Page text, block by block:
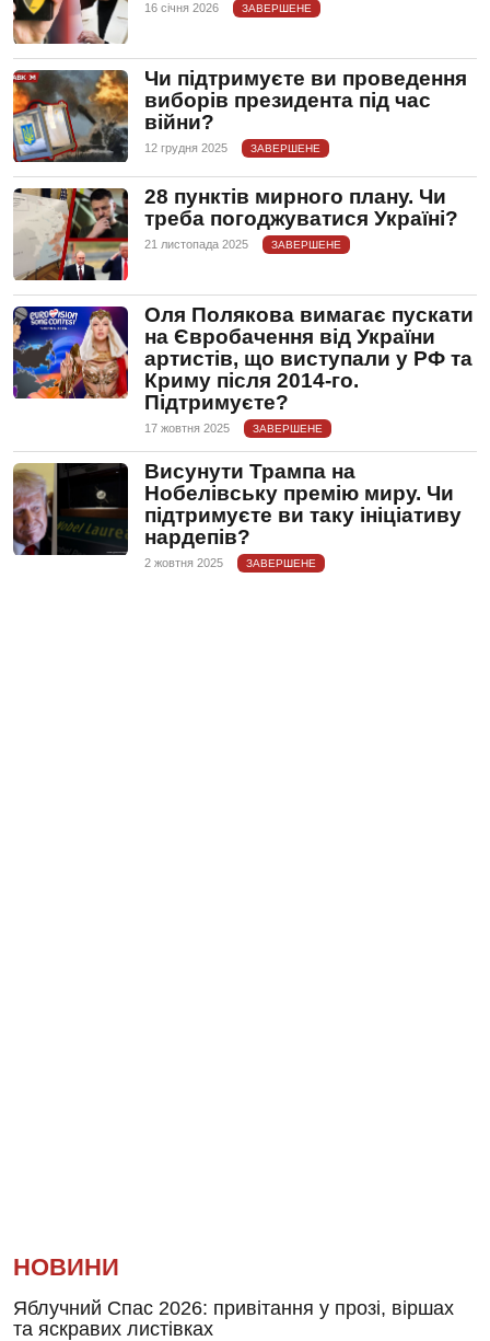
16 сiчня 2026 ЗАВЕРШЕНЕ
Чи підтримуєте ви проведення
виборів президента під час
війни?
12 грудня 2025 ЗАВЕРШЕНЕ
28 пунктів мирного плану. Чи
треба погоджуватися Україні?
21 листопада 2025 ЗАВЕРШЕНЕ
Оля Полякова вимагає пускати
на Євробачення від України
артистів, що виступали у РФ та
Криму після 2014-го.
Підтримуєте?
17 жовтня 2025 ЗАВЕРШЕНЕ
Висунути Трампа на
Нобелівську премію миру. Чи
підтримуєте ви таку ініціативу
нардепів?
2 жовтня 2025 ЗАВЕРШЕНЕ
НОВИНИ
Яблучний Спас 2026: привітання у прозі, віршах
та яскравих листівках